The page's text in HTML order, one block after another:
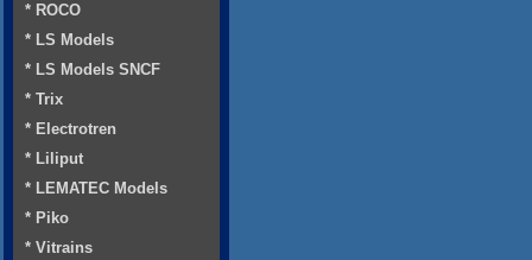
* ROCO
* LS Models
* LS Models SNCF
* Trix
* Electrotren
* Liliput
* LEMATEC Models
* Piko
* Vitrains